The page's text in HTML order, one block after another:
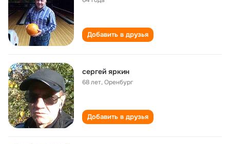
Добавить в друзья
сергей яркин
68 лет,Оренбург
Добавить в друзья